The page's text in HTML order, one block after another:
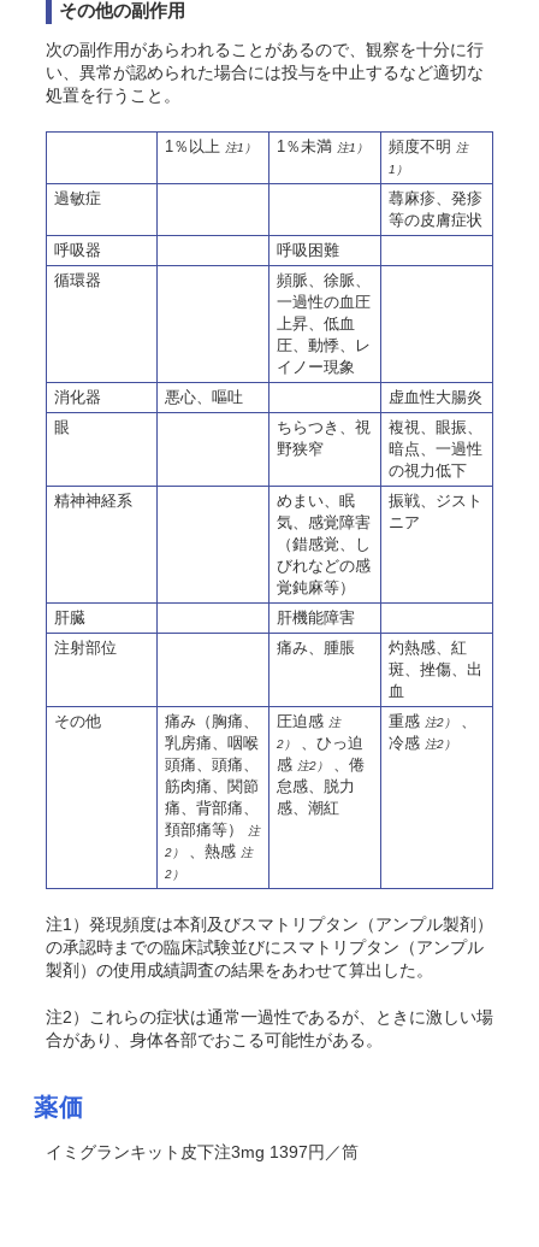
その他の副作用
次の副作用があらわれることがあるので、観察を十分に行
い、異常が認められた場合には投与を中止するなど適切な
処置を行うこと。
1％以上 注1） 1％未満 注1） 頻度不明
注
1）
過敏症
蕁麻疹、発疹
等の皮膚症状
呼吸器
呼吸困難
循環器
頻脈、徐脈、
一過性の血圧
上昇、低血
圧、動悸、レ
イノー現象
消化器
悪心、嘔吐
虚血性大腸炎
眼
ちらつき、視
野狭窄
複視、眼振、
暗点、一過性
の視力低下
精神神経系
めまい、眠
気、感覚障害
（錯感覚、し
びれなどの感
覚鈍麻等）
振戦、ジスト
ニア
肝臓
肝機能障害
注射部位
痛み、腫脹
灼熱感、紅
斑、挫傷、出
血
その他
痛み（胸痛
乳房痛 、咽喉
頭痛、頭痛、
筋肉痛、関節
痛、背部痛、
頚部痛等）
注
2）
、熱感 注
2）
圧迫感 注
2）
、ひっ迫
感 注2）
、倦
怠感、脱力
感、潮紅
重感 注2）
冷感 注2）
注1）発現頻度は本剤及びスマトリプタン（アンプル製剤）
の承認時までの臨床試験並びにスマトリプタン（アンプル
製剤）の使用成績調査の結果をあわせて算出した。
注2）これらの症状は通常一過性であるが、ときに激しい場
合があり、身体各部でおこる可能性がある。
薬価
イミグランキット皮下注3mg 1397円／筒